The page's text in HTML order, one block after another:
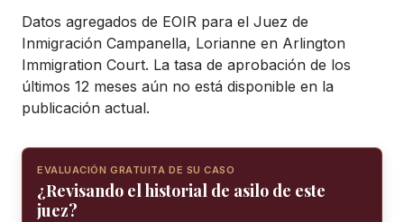
Datos agregados de EOIR para el Juez de
Inmigración Campanella, Lorianne en Arlington
Immigration Court. La tasa de aprobación de los
últimos 12 meses aún no está disponible en la
publicación actual.
EVALUACIÓN GRATUITA DE SU CASO
¿Revisando el historial de asilo de este
juez?